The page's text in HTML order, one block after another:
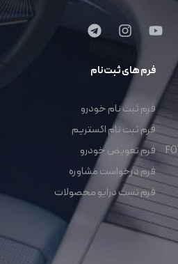
فرم های ثبت نام
فرم ثبت نام خودرو
فرم ثبت نام اکستریم
فرم تعویض خودرو
فرم درخواست مشاوره
فرم تست درایو محصولات